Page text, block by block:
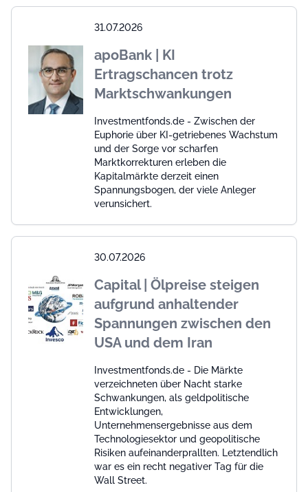
31.07.2026
apoBank | KI
Ertragschancen trotz
Marktschwankungen
Investmentfonds.de - Zwischen der
Euphorie über KI-getriebenes Wachstum
und der Sorge vor scharfen
Marktkorrekturen erleben die
Kapitalmärkte derzeit einen
Spannungsbogen, der viele Anleger
verunsichert.
30.07.2026
Capital | Ölpreise steigen
aufgrund anhaltender
Spannungen zwischen den
USA und dem Iran
Investmentfonds.de - Die Märkte
verzeichneten über Nacht starke
Schwankungen, als geldpolitische
Entwicklungen,
Unternehmensergebnisse aus dem
Technologiesektor und geopolitische
Risiken aufeinanderprallten. Letztendlich
war es ein recht negativer Tag für die
Wall Street.